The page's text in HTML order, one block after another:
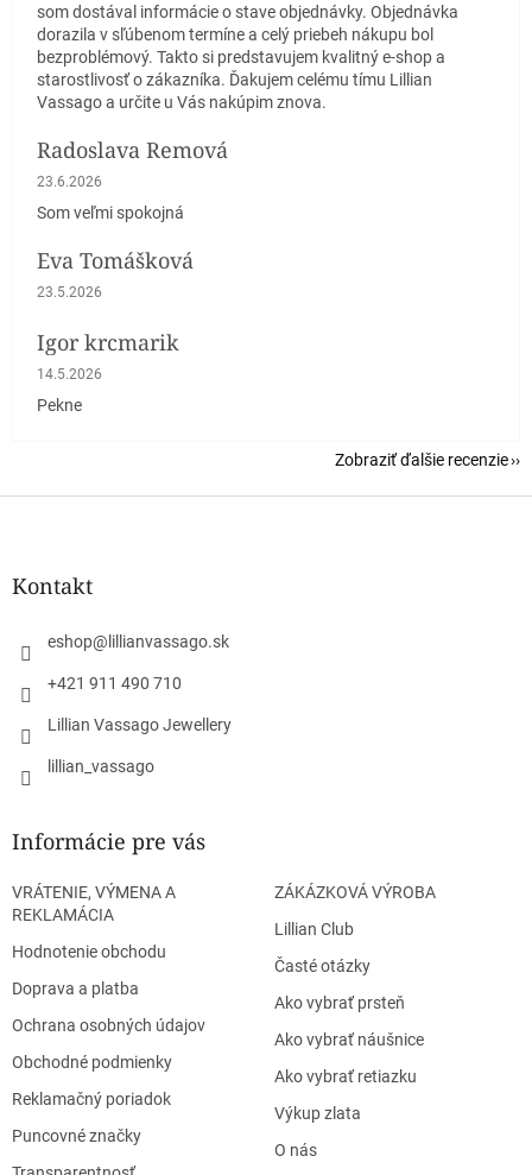
som dostával informácie o stave objednávky. Objednávka
dorazila v sľúbenom termíne a celý priebeh nákupu bol
bezproblémový. Takto si predstavujem kvalitný e-shop a
starostlivosť o zákazníka. Ďakujem celému tímu Lillian
Vassago a určite u Vás nakúpim znova.
Radoslava Remová
Hodnotenie obchodu je 5 z 5 hviezdičiek.
23.6.2026
Som veľmi spokojná
Eva Tomášková
Hodnotenie obchodu je 5 z 5 hviezdičiek.
23.5.2026
Igor krcmarik
Hodnotenie obchodu je 5 z 5 hviezdičiek.
14.5.2026
Pekne
Zobraziť ďalšie recenzie
Z
Kontakt
eshop@ lillianvassago.sk
+421 911 490 710
Lillian Vassago Jewellery
lillian_vassago
Informácie pre vás
VRÁTENIE, VÝMENA A
REKLAMÁCIA
Hodnotenie obchodu
Doprava a platba
Ochrana osobných údajov
Obchodné podmienky
Reklamačný poriadok
Puncovné značky
ZÁKÁZKOVÁ VÝROBA
Lillian Club
Časté otázky
Ako vybrať prsteň
Ako vybrať náušnice
Ako vybrať retiazku
Výkup zlata
O nás